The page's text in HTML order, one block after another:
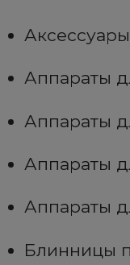
Аппараты
Аппараты
Аппараты
Аппараты
Блинницы